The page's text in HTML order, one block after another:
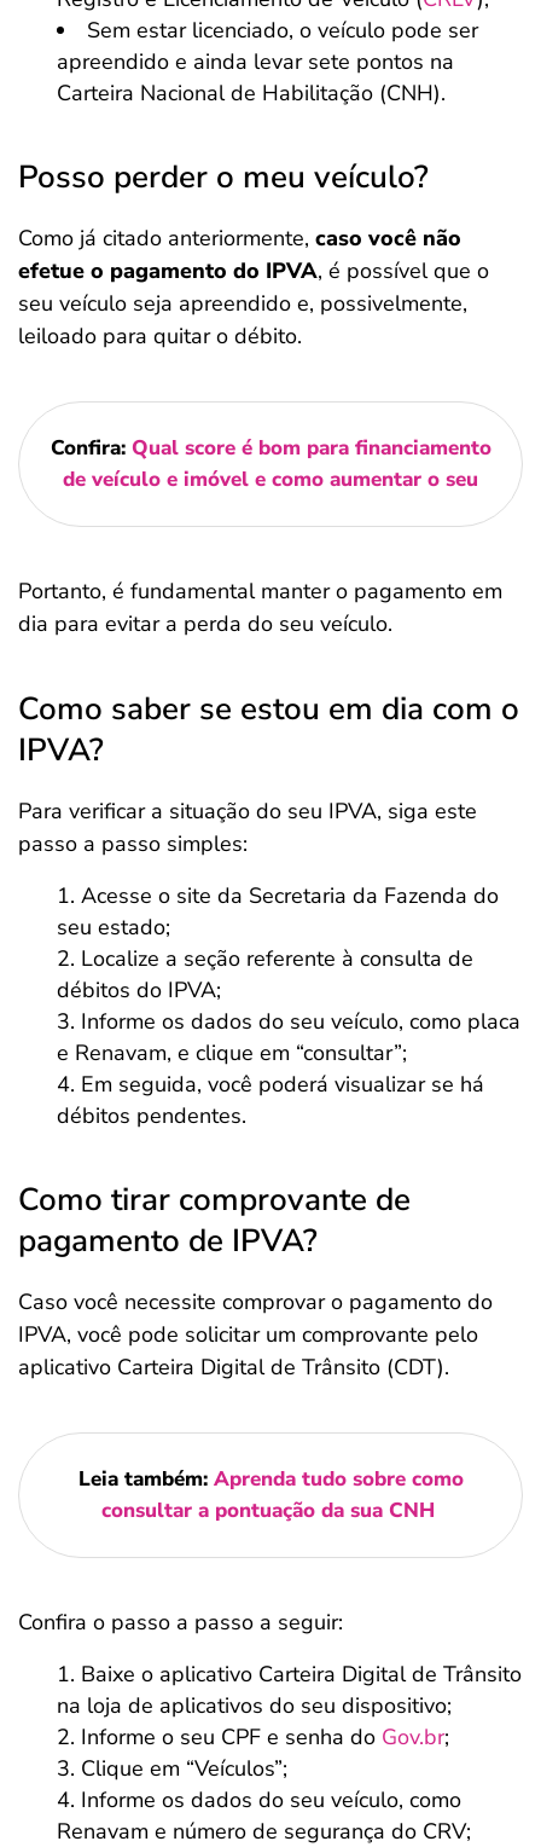
Sem estar licenciado, o veículo pode ser
apreendido e ainda levar sete pontos na
Carteira Nacional de Habilitação (CNH).
Posso perder o meu veículo?
Como já citado anteriormente, caso você não
efetue o pagamento do IPVA, é possível que o
seu veículo seja apreendido e, possivelmente,
leiloado para quitar o débito.
Confira: Qual score é bom para financiamento
de veículo e imóvel e como aumentar o seu
Portanto, é fundamental manter o pagamento em
dia para evitar a perda do seu veículo.
Como saber se estou em dia com o
IPVA?
Para verificar a situação do seu IPVA, siga este
passo a passo simples:
Acesse o site da Secretaria da Fazenda do
seu estado;
Localize a seção referente à consulta de
débitos do IPVA;
Informe os dados do seu veículo, como placa
e Renavam, e clique em “consultar”;
Em seguida, você poderá visualizar se há
débitos pendentes.
Como tirar comprovante de
pagamento de IPVA?
Caso você necessite comprovar o pagamento do
IPVA, você pode solicitar um comprovante pelo
aplicativo Carteira Digital de Trânsito (CDT).
Leia também: Aprenda tudo sobre como
consultar a pontuação da sua CNH
Confira o passo a passo a seguir:
Baixe o aplicativo Carteira Digital de Trânsito
na loja de aplicativos do seu dispositivo;
Informe o seu CPF e senha do Gov.br;
Clique em “Veículos”;
Informe os dados do seu veículo, como
Renavam e número de segurança do CRV;